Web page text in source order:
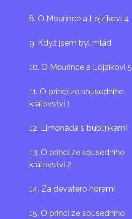
8. O Mourince a Lojzíkovi 4
9. Když jsem byl mlád
10. O Mourince a Lojzíkovi 5
11. O princi ze sousedního
království 1
12. Limonáda s bublinkami
13. O princi ze sousedního
království 2
14. Za devatero horami
15. O princi ze sousedního